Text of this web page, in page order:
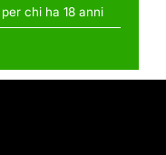
chi ha 18 anni